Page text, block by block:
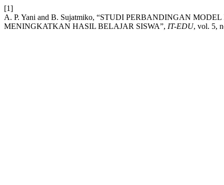
[1]
A. P. Yani and B. Sujatmiko, “STUDI PERBANDINGAN
MENINGKATKAN HASIL BELAJAR SISWA”, IT-EDU, vol. 5,